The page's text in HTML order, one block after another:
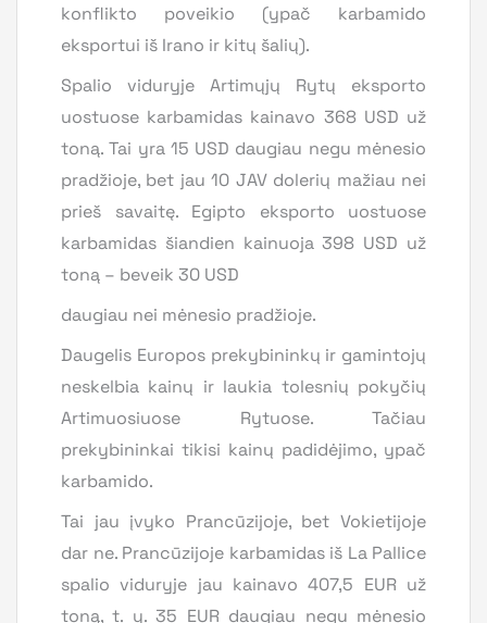
konflikto poveikio (ypač karbamido
eksportui iš Irano ir kitų šalių).
Spalio viduryje Artimųjų Rytų eksporto
uostuose karbamidas kainavo 368 USD už
toną. Tai yra 15 USD daugiau negu mėnesio
pradžioje, bet jau 10 JAV dolerių mažiau nei
prieš savaitę. Egipto eksporto uostuose
karbamidas šiandien kainuoja 398 USD už
toną – beveik 30 USD
daugiau nei mėnesio pradžioje.
Daugelis Europos prekybininkų ir gamintojų
neskelbia kainų ir laukia tolesnių pokyčių
Artimuosiuose Rytuose. Tačiau
prekybininkai tikisi kainų padidėjimo, ypač
karbamido.
Tai jau įvyko Prancūzijoje, bet Vokietijoje
dar ne. Prancūzijoje karbamidas iš La Pallice
spalio viduryje jau kainavo 407,5 EUR už
toną, t. y. 35 EUR daugiau negu mėnesio